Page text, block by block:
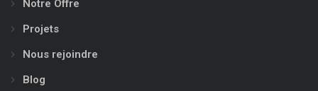
Notre Offre
Projets
Nous rejoindre
Blog